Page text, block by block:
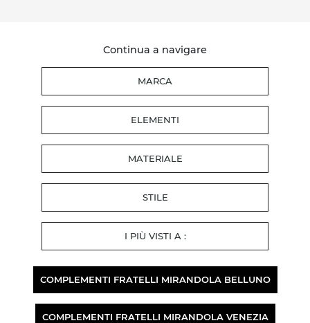
Continua a navigare
MARCA
ELEMENTI
MATERIALE
STILE
I PIÙ VISTI A :
COMPLEMENTI FRATELLI MIRANDOLA BELLUNO
COMPLEMENTI FRATELLI MIRANDOLA VENEZIA